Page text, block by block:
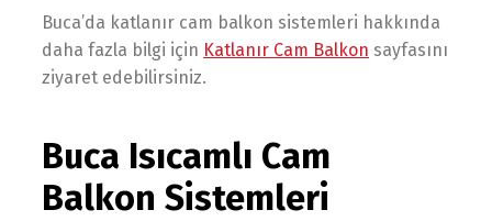
Buca’da katlanır cam balkon sistemleri hakkında
daha fazla bilgi için Katlanır Cam Balkon sayfasını
ziyaret edebilirsiniz.
Buca Isıcamlı Cam
Balkon Sistemleri